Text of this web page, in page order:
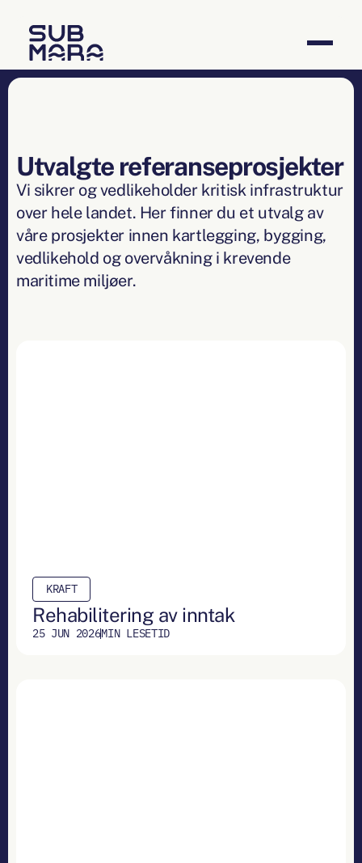
Utvalgte referanseprosjekter
Vi sikrer og vedlikeholder kritisk infrastruktur
over hele landet. Her finner du et utvalg av
våre prosjekter innen kartlegging, bygging,
vedlikehold og overvåkning i krevende
maritime miljøer.
KRAFT
Rehabilitering av inntak
25 JUN 2026MIN LESETID